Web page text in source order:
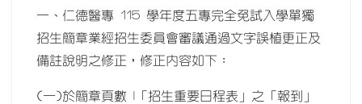
一、仁德醫專 115 學年度五專完全免試入學單獨
招生簡章業經招生委員會審議通過文字誤植更正及
備註說明之修正，修正內容如下：
(一)於簡章頁數 I「招生重要日程表」之「報到」